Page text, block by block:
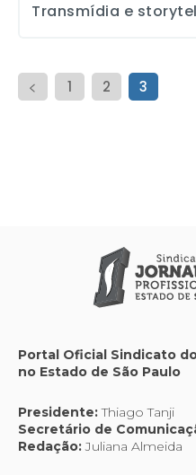
Transmídia e
1 2 3
Portal Oficial Sindicato
no Estado de São Paulo
Presidente:Thiago Tanji
Secretário de
Redação:Juliana Almeida